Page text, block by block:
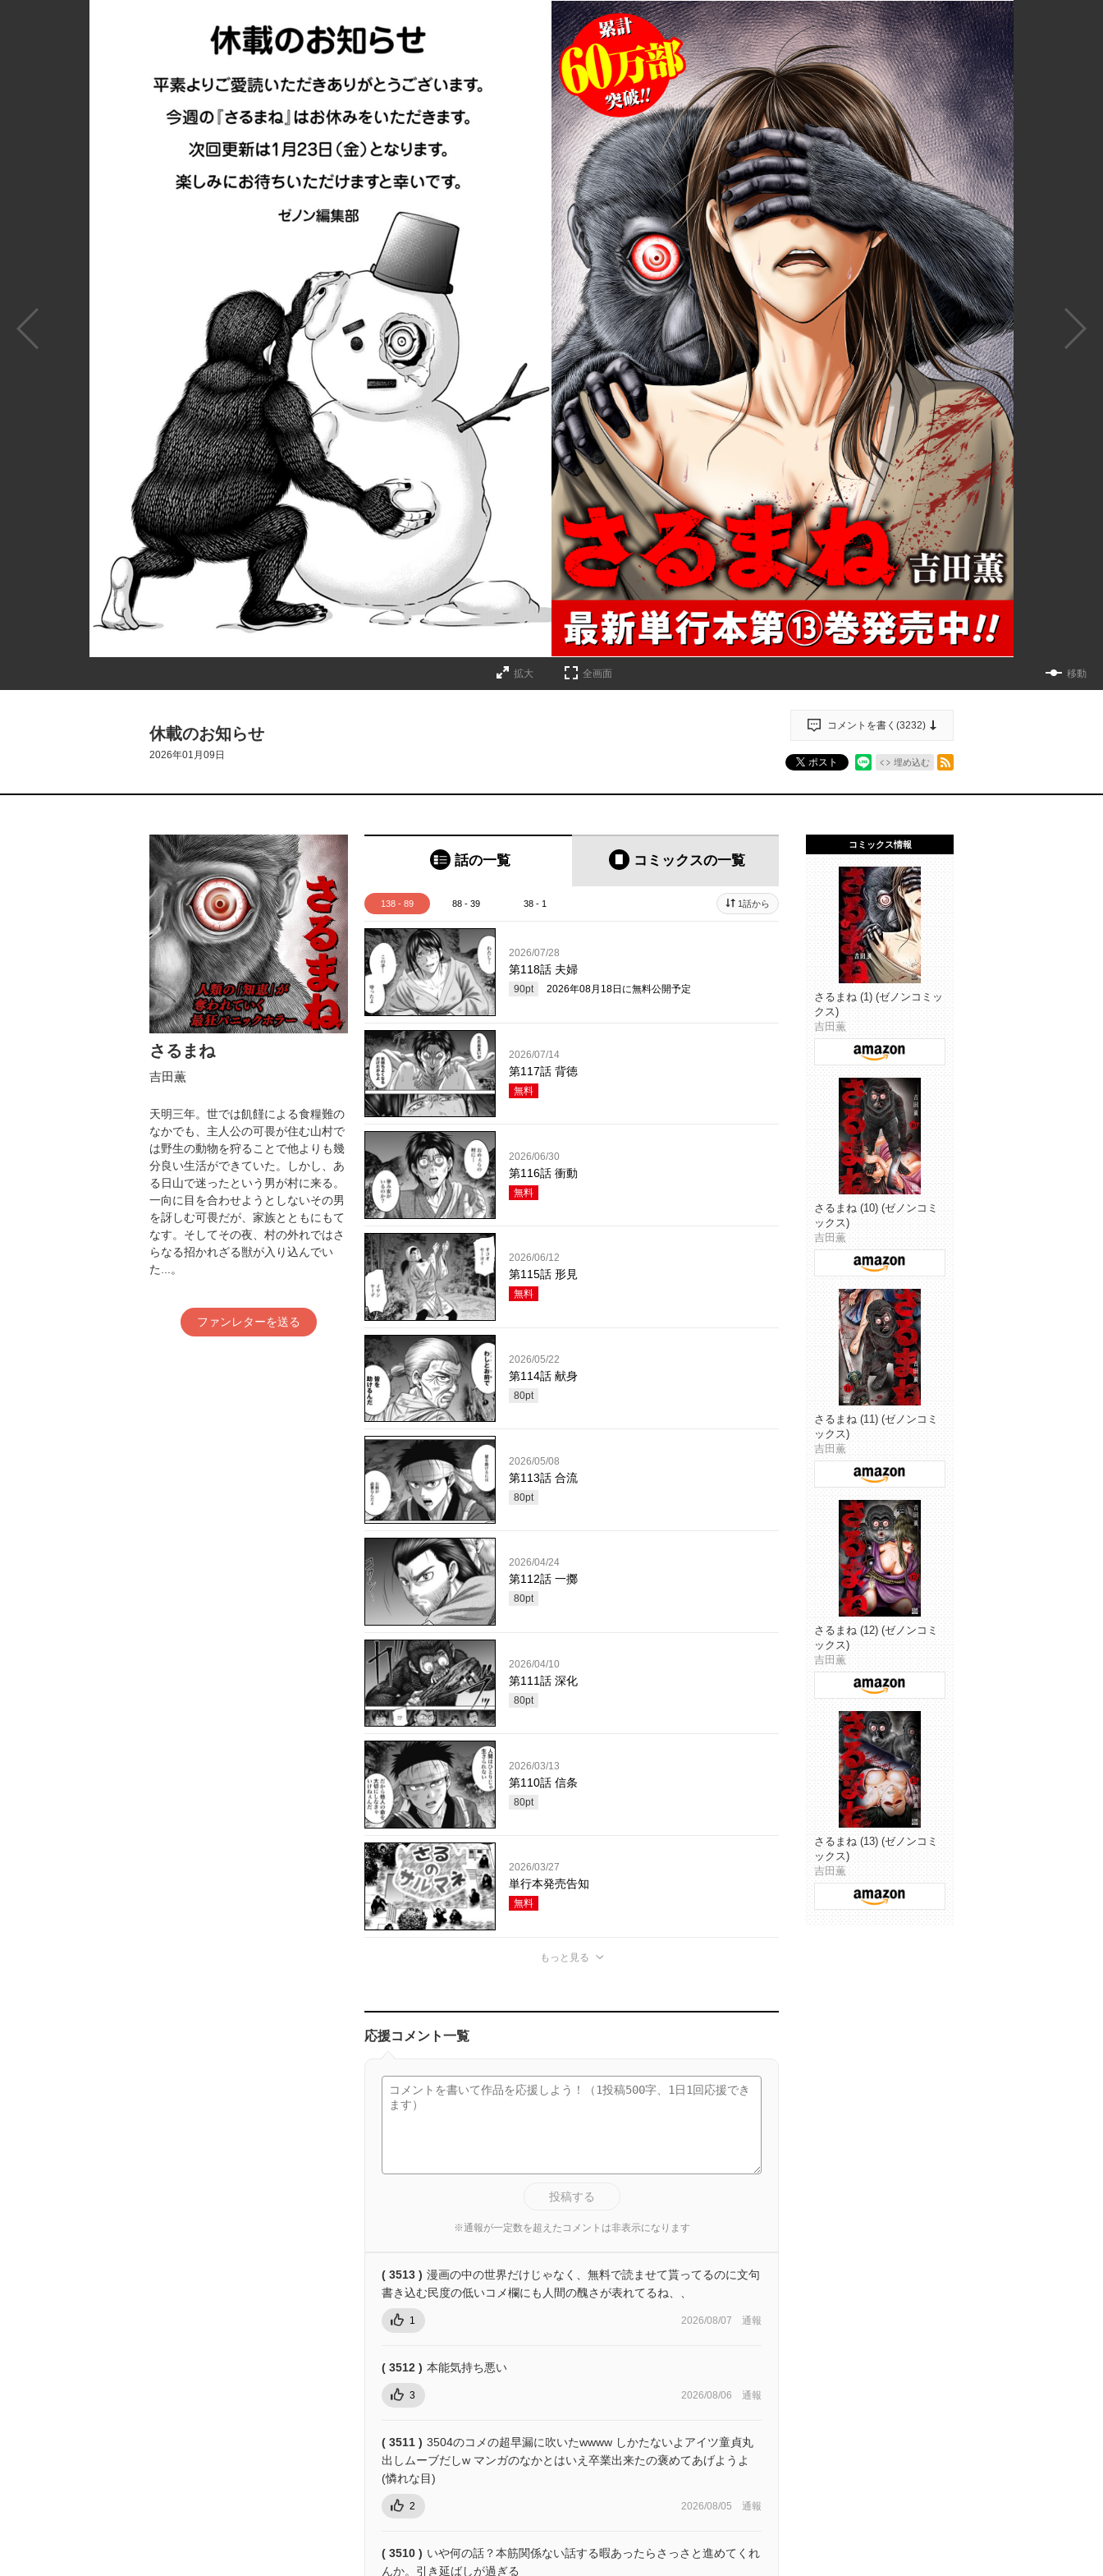
拡大 全画面 移動
休載のお知らせ
2026年01月09日
コメントを書く(3232)
ポスト 埋め込む
さるまね
吉田薫
天明三年。世では飢饉による食糧難の
なかでも、主人公の可畏が住む山村で
は野生の動物を狩ることで他よりも幾
分良い生活ができていた。しかし、あ
る日山で迷ったという男が村に来る。
一向に目を合わせようとしないその男
を訝しむ可畏だが、家族とともにもて
なす。そしてその夜、村の外れではさ
らなる招かれざる獣が入り込んでい
た...。
ファンレターを送る
話の一覧 コミックスの一覧
138 - 89 88 - 39 38 - 1 1話から
2026/07/28
第118話 夫婦
90pt 2026年08月18日 に無料公開予定
2026/07/14
第117話 背徳
無料
2026/06/30
第116話 衝動
無料
2026/06/12
第115話 形見
無料
2026/05/22
第114話 献身
80pt
2026/05/08
第113話 合流
80pt
2026/04/24
第112話 一擲
80pt
2026/04/10
第111話 深化
80pt
2026/03/13
第110話 信条
80pt
2026/03/27
単行本発売告知
無料
もっと見る
応援コメント一覧
投稿する
※通報が一定数を超えたコメントは非表示になります
( 3513 ) 漫画の中の世界だけじゃなく、無料で読ませて貰ってるのに文句
書き込む民度の低いコメ欄にも人間の醜さが表れてるね、、
1 2026/08/07 通報
( 3512 ) 本能気持ち悪い
3 2026/08/06 通報
( 3511 ) 3504のコメの超早漏に吹いたwwww しかたないよアイツ童貞丸
出しムーブだしw マンガのなかとはいえ卒業出来たの褒めてあげようよ
(憐れな目)
2 2026/08/05 通報
( 3510 ) いや何の話？本筋関係ない話する暇あったらさっさと進めてくれ
んか。引き延ばしが過ぎる
コミックス情報
さるまね (1) (ゼノンコミッ
クス)
吉田薫
さるまね (10) (ゼノンコミ
ックス)
吉田薫
さるまね (11) (ゼノンコミ
ックス)
吉田薫
さるまね (12) (ゼノンコミ
ックス)
吉田薫
さるまね (13) (ゼノンコミ
ックス)
吉田薫